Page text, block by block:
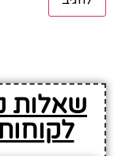
שאלות